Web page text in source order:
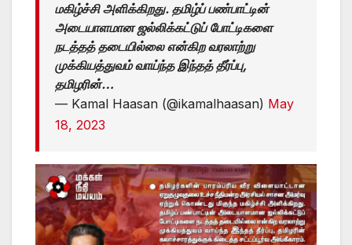
மகிழ்ச்சி அளிக்கிறது. தமிழ்ப் பண்பாட்டின்
அடையாளமான ஜல்லிக்கட்டுப் போட்டிகளை
நடத்தத் தடையில்லை என்கிற வரலாற்று
முக்கியத்துவம் வாய்ந்த இந்தத் தீர்ப்பு,
தமிழரின்…
— Kamal Haasan (@ikamalhaasan) May
18, 2023